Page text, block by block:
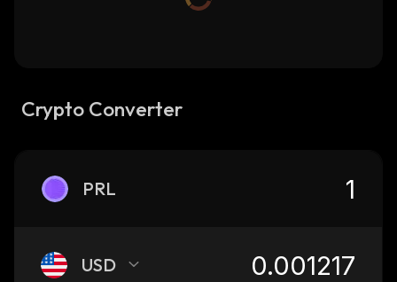
Crypto Converter
PRL
USD